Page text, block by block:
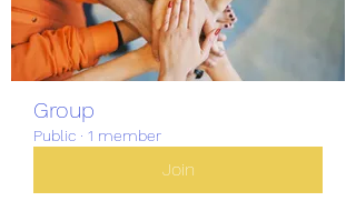
Group
Public · 1 member
Join